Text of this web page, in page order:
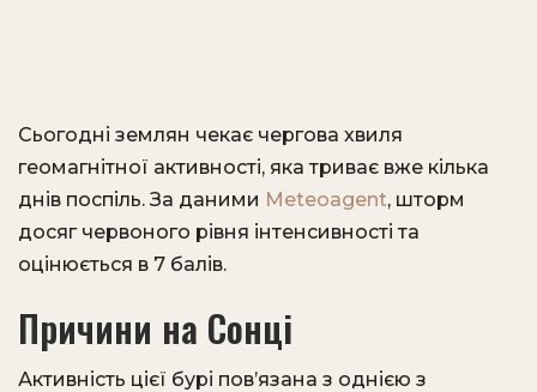
Сьогодні землян чекає чергова хвиля
геомагнітної активності, яка триває вже кілька
днів поспіль. За даними Meteoagent, шторм
досяг червоного рівня інтенсивності та
оцінюється в 7 балів.
Причини на Сонці
Активність цієї бурі пов’язана з однією з